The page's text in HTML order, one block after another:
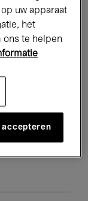
Music
uw apparaat
het
ons te helpen
accepteren